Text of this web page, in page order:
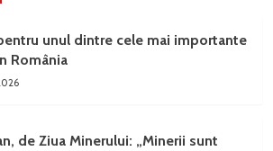
unul dintre cele mai importante
România
de Ziua Minerului: „Minerii sunt